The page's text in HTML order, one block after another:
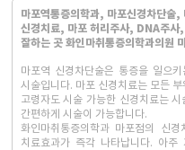
마포역통증의학과, 마포신경차단술
신경치료, 마포 허리주사, DNA주사
잘하는 곳 화인마취통증의학과의원
마포역 신경차단술은 통증을 일으
시술입니다. 마포 신경치료는 모든
고령자도 시술 가능한 신경치료는
간편하게 시술이 가능합니다.
화인마취통증의학과 마포점의 신
치료효과가 즉각 나타납니다. 아